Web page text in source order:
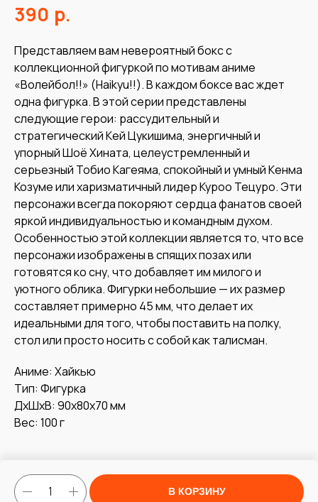
390 р.
В КОРЗИНУ
Представляем вам невероятный бокс с
коллекционной фигуркой по мотивам аниме
«Волейбол!!» (Haikyu!!). В каждом боксе вас ждет
одна фигурка. В этой серии представлены
следующие герои: рассудительный и
стратегический Кей Цукишима, энергичный и
упорный Шоё Хината, целеустремленный и
серьезный Тобио Кагеяма, спокойный и умный Кенма
Козуме или харизматичный лидер Куроо Тецуро. Эти
персонажи всегда покоряют сердца фанатов своей
яркой индивидуальностью и командным духом.
Особенностью этой коллекции является то, что все
персонажи изображены в спящих позах или
готовятся ко сну, что добавляет им милого и
уютного облика. Фигурки небольшие — их размер
составляет примерно 45 мм, что делает их
идеальными для того, чтобы поставить на полку,
стол или просто носить с собой как талисман.
Аниме: Хайкью
Тип: Фигурка
ДxШxВ: 90x80x70 мм
Вес: 100 г
Tilda